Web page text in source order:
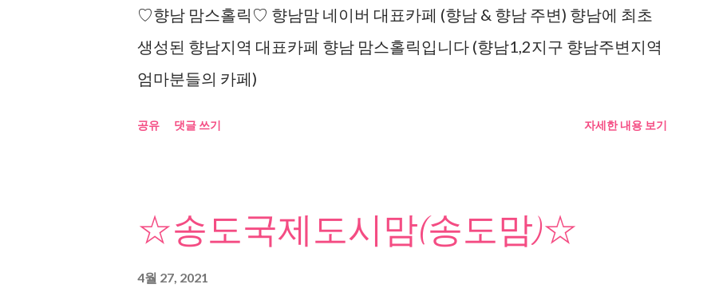
♡향남 맘스홀릭♡ 향남맘 네이버 대표카페 (향남 & 향남 주변) 향남에 최초
생성된 향남지역 대표카페 향남 맘스홀릭입니다 (향남1,2지구 향남주변지역
엄마분들의 카페)
공유 댓글 쓰기 자세한 내용 보기
☆송도국제도시맘(송도맘)☆
4월 27, 2021